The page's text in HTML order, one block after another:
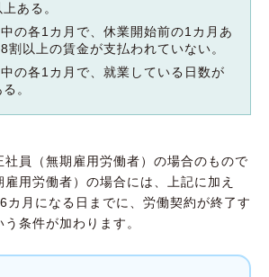
ある。
の各1カ月で、休業開始前の1カ月あ
割以上の賃金が支払われていない。
の各1カ月で、就業している日数が
。
社員（無期雇用労働者）の場合のもので
用労働者）の場合には、上記に加え
カ月になる日までに、労働契約が終了す
条件が加わります。